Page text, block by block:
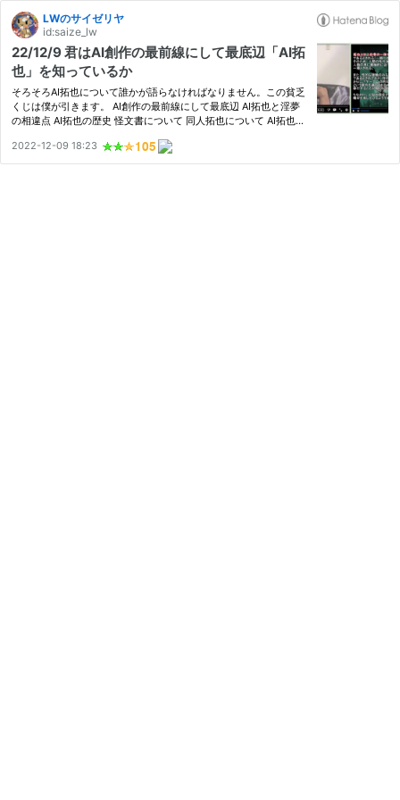
LWのサイゼリヤ
id:saize_lw
22/12/9 君はAI創作の最前線にして最底辺「AI拓
也」を知っているか
そろそろAI拓也について誰かが語らなければなりません。この貧乏
くじは僕が引きます。 AI創作の最前線にして最底辺 AI拓也と淫夢
の相違点 AI拓也の歴史 怪文書について 同人拓也について AI拓也に
★ 2021年12月『タクヤ依存症対策条例』★★★ 2022年1月『AI
を使っ…
2022-12-09 18:23